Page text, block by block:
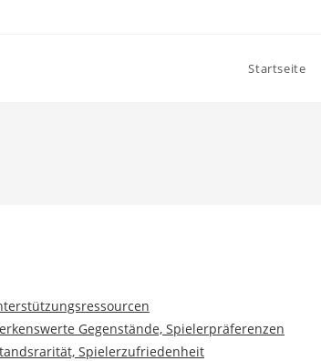
Startseite
Gegenstände, Spielerpräferenzen
Spielerzufriedenheit